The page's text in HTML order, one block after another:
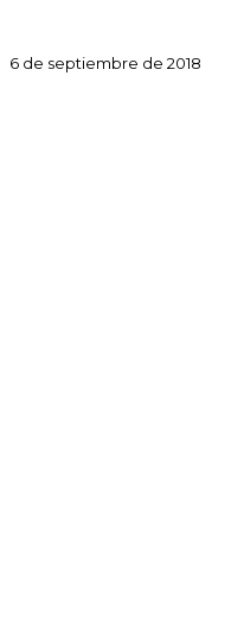
6 de septiembre de 2018